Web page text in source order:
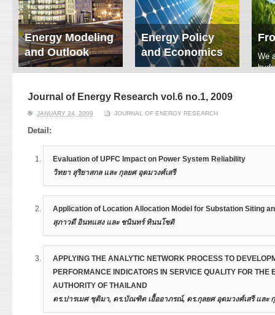
Energy Modeling
and Outlook
ERI conducts rigorous
energy supply and
energy-consuming
sectors. Our analyses
Read More
Energy Policy
and Economics
We focus on solar
innovation, solar PV
economics, and solar PV
policy. Two patent-
Read More
We
Journal of Energy Research vol.6 no.1, 2009
JANUARY 24, 2009 JOURNAL OF ENERGY RESEARCH
Detail:
Evaluation of UPFC Impact on Power System Reliability
วิทยา สุริยาสกล และ กุลยศ อุดมวงศ์เสรี
บทคัดย่อ
Unified power flow controller (UPFC) เป็นอุปกรณ์ทางอิเล็กทรอนิกส์
การไหลของกำลังไฟฟ้าจริง กำลังไฟฟ้ารีแอกทีฟ และควบคุมระดับแ
ระบบไฟฟ้ากำลังด้วยวิธีการจำลองเหตุการณ์แบบมอนติคาร์โล พร้อม
Application of Location Allocation Model for Substation Siting
สุภาวดี อินทแสง และ ชนินทร์ ทินนโชติ
บทคัดย่อ
บทความนี้นำเสนอผลการศึกษาเบื้องต้นของการออกแบบพัฒนาและทด
วิเคราะห์ความต้องการและกำหนดที่ตั้งตำแหน่งสถานีไฟฟ้าแห่งใหม่ข
รองรับความต้องการใช้ไฟฟ้าในอนาคต โดยเริ่มจากการวิเคราะห์พย
อนาคตในพื้นที่ต่าง ๆ ด้วยระบบสารสนเทศภูมิศาสตร์ แล้วสังเคราะห์เ
APPLYING THE ANALYTIC NETWORK PROCESS TO
PERFORMANCE INDICATORS IN SERVICE QUALITY FOR THE
AUTHORITY OF THAILAND
ดร.ปารเมศ ชุติมา, ดร.บัณฑิต เอื้ออาภรณ์, ดร.กุลยศ อุดมวงศ์เสรี แล